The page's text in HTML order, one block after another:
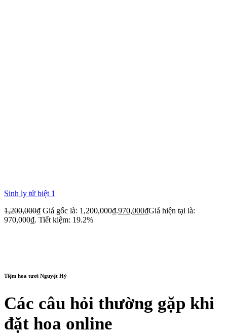
Sinh ly tử biệt 1
1,200,000₫ Giá gốc là: 1,200,000₫.970,000₫Giá hiện tại là:
970,000₫. Tiết kiệm: 19.2%
Tiệm hoa tươi Nguyệt Hỷ
Các câu hỏi thường gặp khi
đặt hoa online